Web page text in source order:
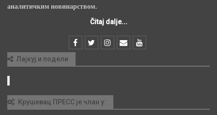
аналитичким новинарством.
Čitaj dalje...
Лајкуј и подели
Крушевац ПРЕСС је члан у: